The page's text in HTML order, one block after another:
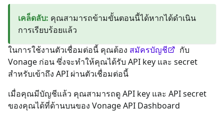
เคล็ดลับ: คุณสามารถข้ามขั้นตอนนี้ได้หากได้ดำเนิน
การเรียบร้อยแล้ว
ในการใช้งานตัวเชื่อมต่อนี้ คุณต้อง สมัครบัญชี
กับ
Vonage ก่อน ซึ่งจะทำให้คุณได้รับ API key และ secret
สำหรับเข้าถึง API ผ่านตัวเชื่อมต่อนี้
เมื่อคุณมีบัญชีแล้ว คุณสามารถดู API key และ API secret
ของคุณได้ที่ด้านบนของ Vonage API Dashboard